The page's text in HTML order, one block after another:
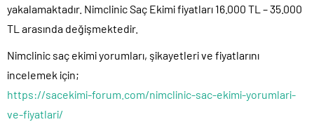
yakalamaktadır. Nimclinic Saç Ekimi fiyatları 16.000 TL – 35.000
TL arasında değişmektedir.
Nimclinic saç ekimi yorumları, şikayetleri ve fiyatlarını
incelemek için;
https://sacekimi-forum.com/nimclinic-sac-ekimi-yorumlari-
ve-fiyatlari/